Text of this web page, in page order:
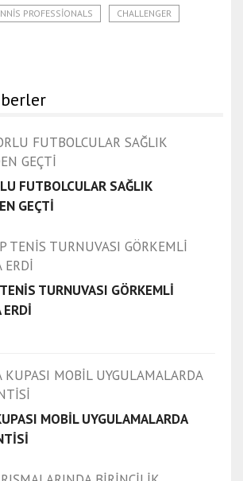
PROFESSIONALS CHALLENGER
FUTBOLCULAR SAĞLIK
GEÇTİ
TURNUVASI GÖRKEMLİ
MOBİL UYGULAMALARDA